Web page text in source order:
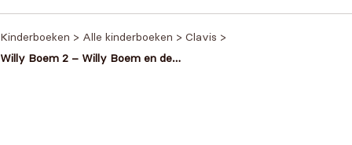
€16,95.€12,95.
Kinderboeken > Alle kinderboeken > Clavis >
Willy Boem 2 – Willy Boem en de